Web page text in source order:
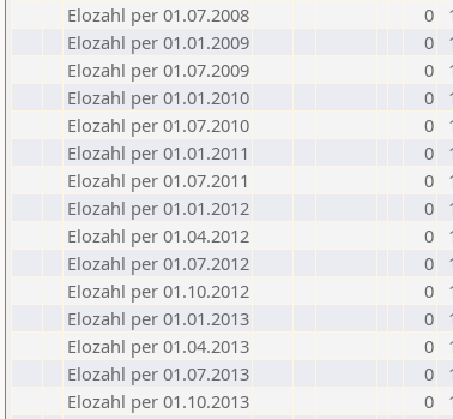
Elozahl per 01.07.2008
0
Elozahl per 01.01.2009
0
Elozahl per 01.07.2009
0
Elozahl per 01.01.2010
0
Elozahl per 01.07.2010
0
Elozahl per 01.01.2011
0
Elozahl per 01.07.2011
0
Elozahl per 01.01.2012
0
Elozahl per 01.04.2012
0
Elozahl per 01.07.2012
0
Elozahl per 01.10.2012
0
Elozahl per 01.01.2013
0
Elozahl per 01.04.2013
0
Elozahl per 01.07.2013
0
Elozahl per 01.10.2013
0